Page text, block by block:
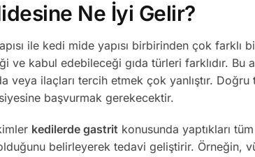
Ne İyi Gelir?
ile kedi mide yapısı birbirinden çok
ve kabul edebileceği gıda türleri farklıdır. Bu
veya ilaçları tercih etmek çok yanlıştır.
başvurmak gerekecektir.
kedilerde gastrit konusunda yaptıkları
belirleyerek tedavi geliştirir. Örneğin,